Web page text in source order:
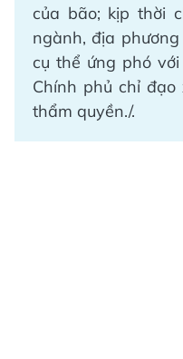
của bão; kịp thời
ngành, địa
cụ thể ứng phó
Chính phủ chỉ
thẩm quyền./.